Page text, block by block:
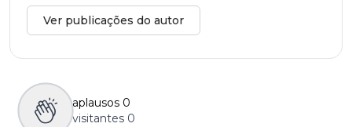
Ver publicações do autor
aplausos 0
visitantes 0